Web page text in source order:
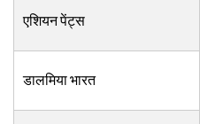
एशियन पेंट्स
डालमिया भारत